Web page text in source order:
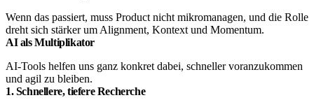
Wenn das passiert, muss Product nicht mikromanagen, und die Rolle
dreht sich stärker um Alignment, Kontext und Momentum.​
AI als Multiplikator
AI-Tools helfen uns ganz konkret dabei, schneller voranzukommen
und agil zu bleiben.​
1. Schnellere, tiefere Recherche